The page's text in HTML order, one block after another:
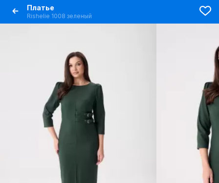
Платье
Rishelie 1008 зеленый